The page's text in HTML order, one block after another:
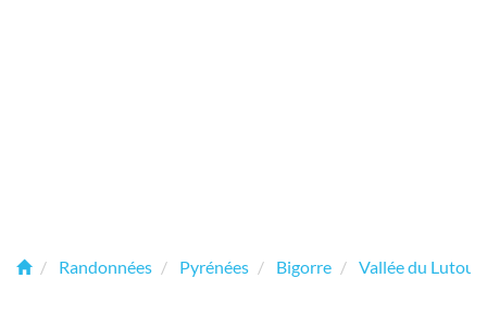
Randonnées Pyrénées Bigorre Vallée du Lutour